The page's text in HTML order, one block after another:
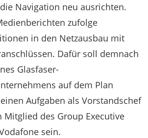
Navigation neu ausrichten.
zufolge
in den Netzausbau mit
Dafür soll demnach
Glasfaser-
auf dem Plan
Aufgaben als Vorstandschef
Mitglied des Group Executive
sein.